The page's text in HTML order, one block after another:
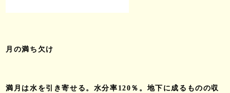
月の満ち欠け
満月は水を引き寄せる。水分率120％。地下に成るものの収